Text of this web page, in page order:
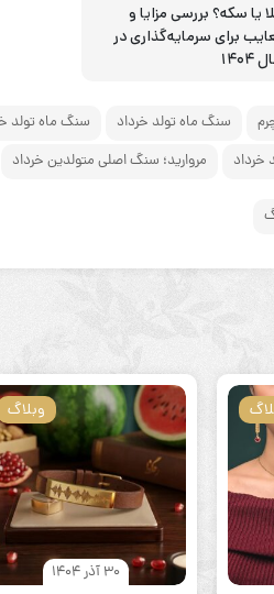
یا سکه؟ بررسی مزایا و
برای سرمایه‌گذاری در
۱۴۰۴
سنگ ماه تولد خرداد
سنگ ماه تولد
خرداد
مروارید؛ سنگ اصلی متولدین خرداد
وبلاگ
30 آذر 1404